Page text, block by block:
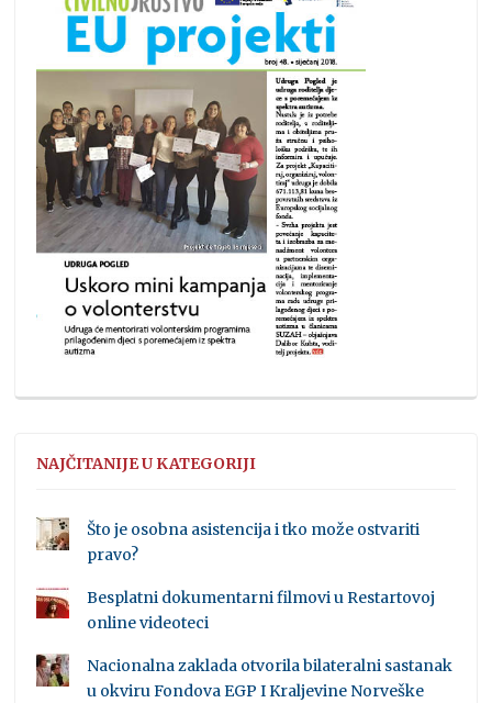
NAJČITANIJE U KATEGORIJI
Što je osobna asistencija i tko može ostvariti
pravo?
Besplatni dokumentarni filmovi u Restartovoj
online videoteci
Nacionalna zaklada otvorila bilateralni sastanak
u okviru Fondova EGP I Kraljevine Norveške